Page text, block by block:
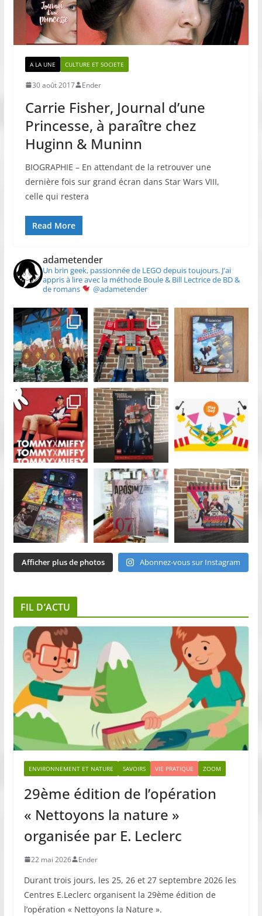
A LA UNE CULTURE ET SOCIETE
30 août 2017 Ender
Carrie Fisher, Journal d’une
Princesse, à paraître chez
Huginn & Muninn
BIOGRAPHIE – En attendant de la retrouver une
dernière fois sur grand écran dans Star Wars VIII,
celle qui restera
Read More
adametender
Un brin geek, passionnée de LEGO depuis toujours.J'ai
appris à lire avec la méthode Boule & Bill Lectrice de BD &
de romans
@adametender
Afficher plus de photos Abonnez-vous sur Instagram
FIL D’ACTU
ENVIRONNEMENT ET NATURE SAVOIRS VIE PRATIQUE ZOOM
29ème édition de l’opération
« Nettoyons la nature »
organisée par E. Leclerc
22 mai 2026 Ender
Durant trois jours, les 25, 26 et 27 septembre 2026 les
Centres E.Leclerc organisent la 29ème édition de
l’opération « Nettoyons la Nature ».